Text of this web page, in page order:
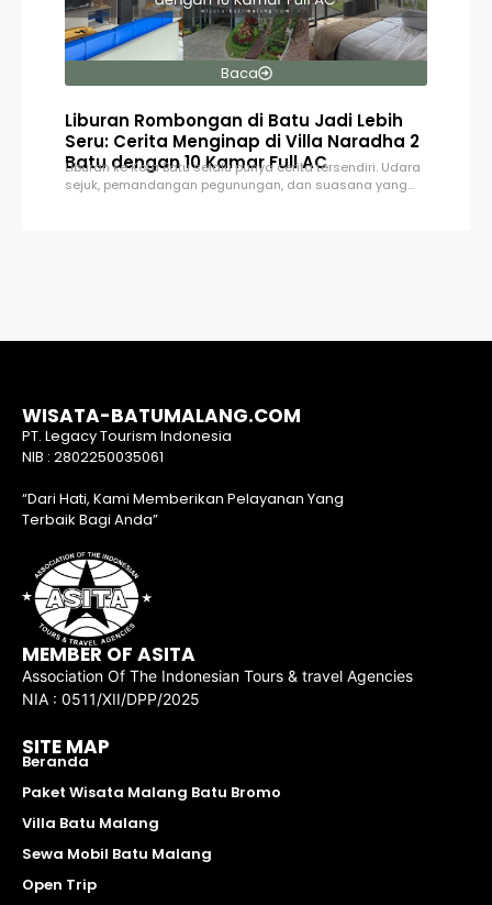
Baca
Liburan Rombongan di Batu Jadi Lebih
Seru: Cerita Menginap di Villa Naradha 2
Batu dengan 10 Kamar Full AC
Liburan ke Kota Batu selalu punya cerita tersendiri. Udara
sejuk, pemandangan pegunungan, dan suasana yang…
WISATA-BATUMALANG.COM
PT. Legacy Tourism Indonesia
NIB : 2802250035061
“Dari Hati, Kami Memberikan Pelayanan Yang
Terbaik Bagi Anda”
MEMBER OF ASITA
Association Of The Indonesian Tours & travel Agencies
NIA : 0511/XII/DPP/2025
SITE MAP
Beranda
Paket Wisata Malang Batu Bromo
Villa Batu Malang
Sewa Mobil Batu Malang
Open Trip